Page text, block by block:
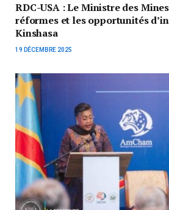
RDC-USA : Le Ministre des
réformes et les opportunités
Kinshasa
19 DÉCEMBRE 2025